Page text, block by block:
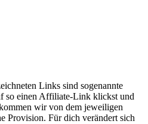
Links sind sogenannte
so einen Affiliate-Link klickst und
wir von dem jeweiligen
Provision. Für dich verändert sich